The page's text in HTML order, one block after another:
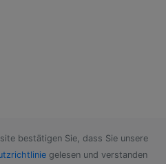
bestätigen Sie, dass Sie unsere
gelesen und verstanden